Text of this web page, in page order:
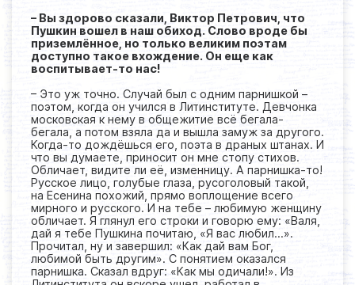
– Вы здорово сказали, Виктор Петрович, что
Пушкин вошел в наш обиход. Слово вроде бы
приземлённое, но только великим поэтам
доступно такое вхождение. Он еще как
воспитывает-то нас!
– Это уж точно. Случай был с одним парнишкой –
поэтом, когда он учился в Литинституте. Девчонка
московская к нему в общежитие всё бегала-
бегала, а потом взяла да и вышла замуж за другого.
Когда-то дождёшься его, поэта в драных штанах. И
что вы думаете, приносит он мне стопу стихов.
Обличает, видите ли её, изменницу. А парнишка-то!
Русское лицо, голубые глаза, русоголовый такой,
на Есенина похожий, прямо воплощение всего
мирного и русского. И на тебе – любимую женщину
обличает. Я глянул его строки и говорю ему: «Валя,
дай я тебе Пушкина почитаю, «Я вас любил...».
Прочитал, ну и завершил: «Как дай вам Бог,
любимой быть другим». С понятием оказался
парнишка. Сказал вдруг: «Как мы одичали!». Из